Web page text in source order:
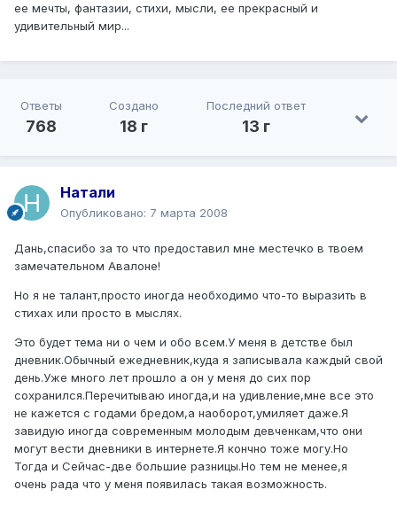
ее мечты, фантазии, стихи, мысли, ее прекрасный и
удивительный мир...
Ответы
768
Создано
18 г
Последний ответ
13 г
Натали
Опубликовано: 7 марта 2008
Дань,спасибо за то что предоставил мне местечко в твоем
замечательном Авалоне!
Но я не талант,просто иногда необходимо что-то выразить в
стихах или просто в мыслях.
Это будет тема ни о чем и обо всем.У меня в детстве был
дневник.Обычный ежедневник,куда я записывала каждый свой
день.Уже много лет прошло а он у меня до сих пор
сохранился.Перечитываю иногда,и на удивление,мне все это
не кажется с годами бредом,а наоборот,умиляет даже.Я
завидую иногда современным молодым девченкам,что они
могут вести дневники в интернете.Я кончно тоже могу.Но
Тогда и Сейчас-две большие разницы.Но тем не менее,я
очень рада что у меня появилась такая возможность.